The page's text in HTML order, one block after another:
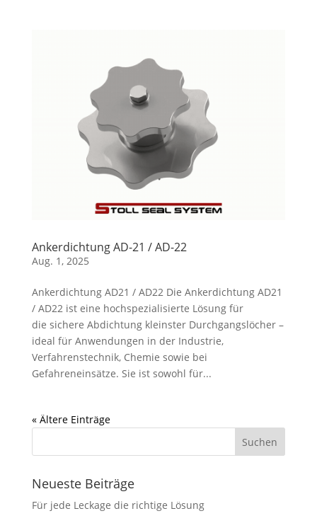
Ankerdichtung AD-21 / AD-22
Aug. 1, 2025
Ankerdichtung AD21 / AD22 Die Ankerdichtung AD21
/ AD22 ist eine hochspezialisierte Lösung für
die sichere Abdichtung kleinster Durchgangslöcher –
ideal für Anwendungen in der Industrie,
Verfahrenstechnik, Chemie sowie bei
Gefahreneinsätze. Sie ist sowohl für...
« Ältere Einträge
Neueste Beiträge
Für jede Leckage die richtige Lösung